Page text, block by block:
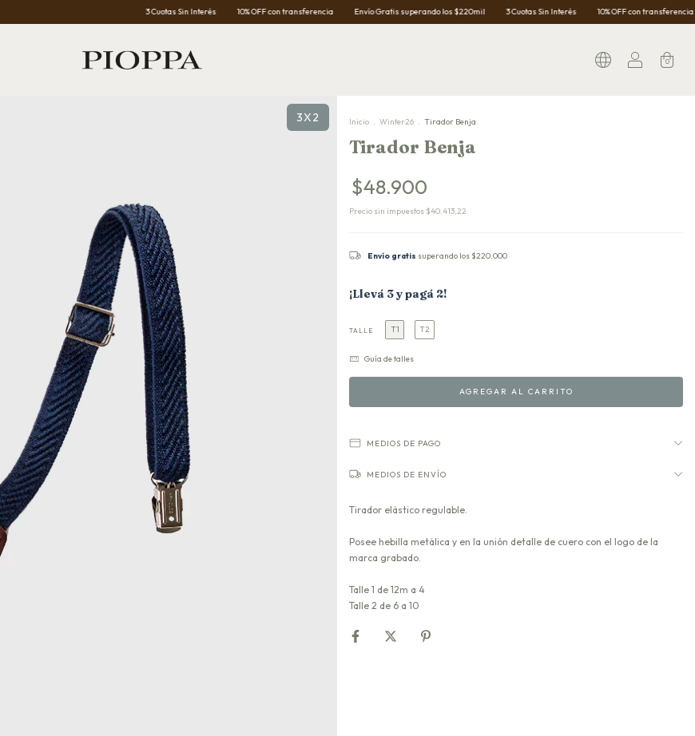
3 Cuotas Sin Interés 10% OFF con transferencia Envío Gratis superando los $220mil 3 Cuotas Sin Interés 10% OFF con transferencia
0
3X2 Inicio . Winter26 . Tirador Benja
Tirador Benja
$48.900
Precio sin impuestos $40.413,22
Envío gratis superando los $220.000
¡Llevá 3 y pagá 2!
TALLE T1 T2
Guía de talles
MEDIOS DE PAGO
MEDIOS DE ENVÍO
Tirador elástico regulable.
Posee hebilla metálica y en la unión detalle de cuero con el logo de la
marca grabado.
Talle 1 de 12m a 4
Talle 2 de 6 a 10